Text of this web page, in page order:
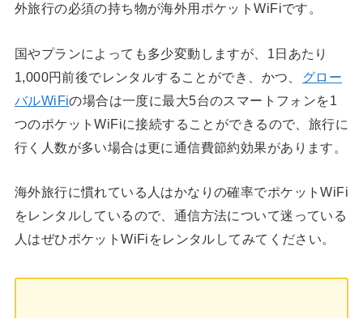
外旅行の必須の持ち物が海外用ポケットWiFiです。
国やプランによっても多少変動しますが、1日あたり
1,000円前後でレンタルすることができ、かつ、
グロー
バルWiFiの場合は一度に最大5台のスマートフォンを1
つのポケットWiFiに接続することができるので、旅行に
行く人数が多い場合は更に通信費節約効果があります。
海外旅行に慣れている人はかなりの確率でポケットWiFi
をレンタルしているので、通信方法について迷っている
人はぜひポケットWiFiをレンタルしてみてください。